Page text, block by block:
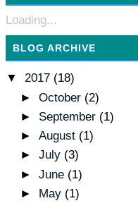
Loading...
BLOG ARCHIVE
▼ 2017 (18)
►October (2)
► September (1)
►August (1)
►July (3)
►June (1)
► May (1)